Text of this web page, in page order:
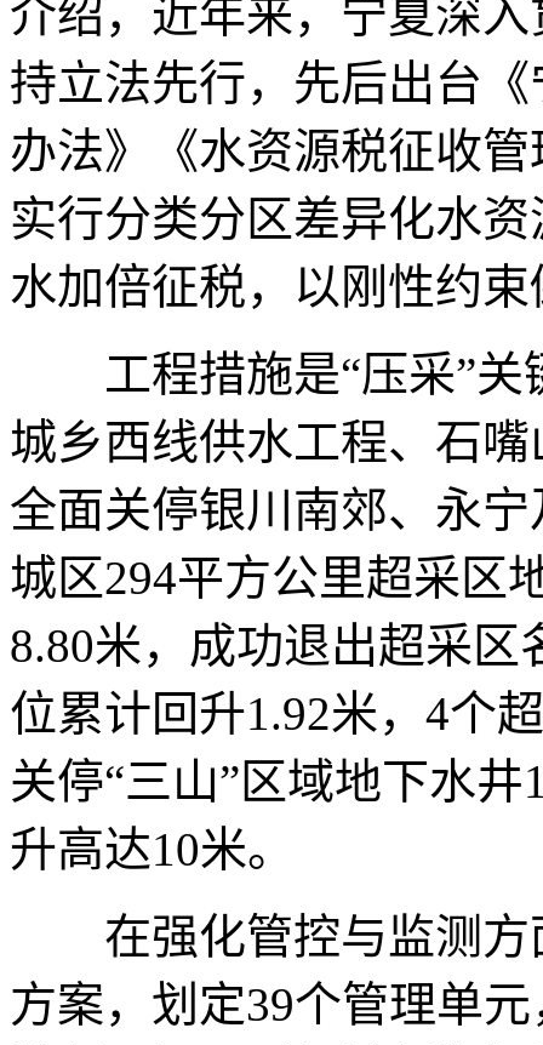
介绍，近年来，宁夏深
持立法先行，先后出台
办法》《水资源税征收
实行分类分区差异化水
水加倍征税，以刚性约
工程措施是“压采”关
城乡西线供水工程、石
全面关停银川南郊、永
城区294平方公里超采区
8.80米，成功退出超采
位累计回升1.92米，4个
关停“三山”区域地下水
升高达10米。
在强化管控与监测方
方案，划定39个管理单